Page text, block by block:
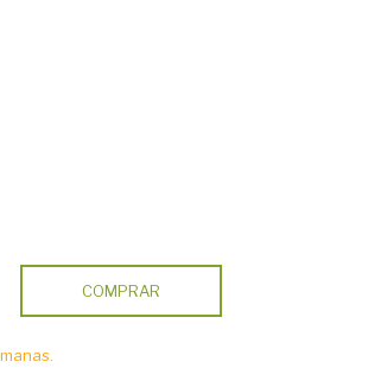
COMPRAR